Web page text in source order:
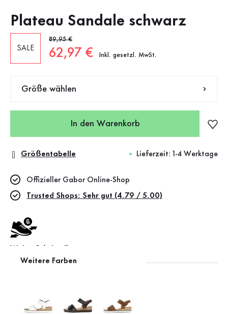
Plateau Sandale schwarz
SALE
Alter Preis
89,95 €
Neuer Preis
62,97 € Inkl. gesetzl. MwSt.
Größe wählen
In den Warenkorb
Größentabelle Lieferzeit: 1-4 Werktage
Weitere Farben
Offizieller Gabor Online-Shop
Trusted Shops: Sehr gut (4.79 / 5.00)
Leather Working Group